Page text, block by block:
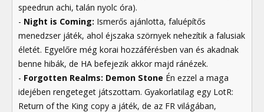
speedrun achi, talán nyolc óra).
- Night is Coming: Ismerős ajánlotta, faluépítős
menedzser játék, ahol éjszaka szörnyek nehezítik a falusiak
életét. Egyelőre még korai hozzáférésben van és akadnak
benne hibák, de HA befejezik akkor majd ránézek.
- Forgotten Realms: Demon Stone Én ezzel a maga
idejében rengeteget játszottam. Gyakorlatilag egy LotR:
Return of the King copy a játék, de az FR világában,